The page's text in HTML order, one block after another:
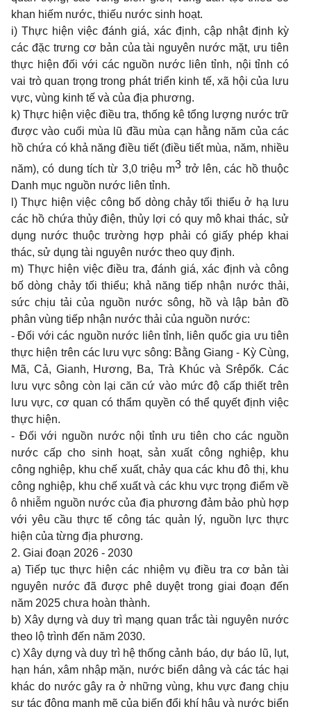
khan hiếm nước, thiếu nước sinh hoạt.
i) Thực hiện việc đánh giá, xác định, cập nhật định kỳ
các đặc trưng cơ bản của tài nguyên nước mặt, ưu tiên
thực hiện đối với các nguồn nước liên tỉnh, nội tỉnh có
vai trò quan trọng trong phát triển kinh tế, xã hội của lưu
vực, vùng kinh tế và của địa phương.
k) Thực hiện việc điều tra, thống kê tổng lượng nước trữ
được vào cuối mùa
lũ đầu mùa cạn hằng năm của các
hồ chứa có khả năng điều tiết (điều tiết mùa, năm, nhiều
năm), có dung tích từ 3,0 triệu m3 trở lên, các hồ thuộc
Danh mục nguồn nước liên tỉnh.
l) Thực hiện việc công bố dòng chảy tối thiểuở hạ lưu
các hồ chứa thủy điện, thủy lợi có quy mô khai thác, sử
dụng nước thuộc trường hợp phải có giấy phép khai
thác, sử dụng tài nguyên nước theo quy định.
m) Thực hiện việc điều tra, đánh giá, xác định và công
bốdòng chảy tối thiểu; khả năng tiếp nhận nước thải,
sức chịu tải của nguồn nước sông, hồ và lập bản đồ
phân vùng tiếp nhận nước thải của nguồn nước:
- Đối với các nguồn nước liên tỉnh, liên quốc gia ưu tiên
thực hiện trên các lưu vực sông: Bằng Giang - Kỳ Cùng,
Mã, Cả, Gianh, Hương, Ba, Trà Khúc và Srêpốk. Các
lưu vực sông còn lại căn cứ vào mức độ cấp thiết trên
lưu vực, cơ quan có thẩm quyền có thể quyết định việc
thực hiện.
- Đối với nguồn nước nội tỉnh ưu tiên cho các nguồn
nước cấp cho sinh hoạt, sản xuất công nghiệp, khu
công nghiệp, khu chế xuất, chảy qua các khu đô thị, khu
công nghiệp, khu chế xuất và các khu vực trọng điểm về
ô nhiễm nguồn nước của địa phương đảm bảo phù hợp
với yêu cầu thực tế công tác quản lý, nguồn lực thực
hiện của từng địa phương.
2. Giai đoạn 2026 - 2030
a) Tiếp tục thực hiện các nhiệm vụ điều tra cơ bản tài
nguyên nước đã được phê duyệt trong giai đoạn đến
năm 2025 chưa hoàn thành.
b) Xây dựng và duy trì mạng quan trắc tài nguyên nước
theo lộ trình đến năm 2030.
c) Xây dựng và duy trì hệ thống cảnh báo, dự báo lũ, lụt,
hạn hán, xâm nhập mặn, nước biển dâng và các tác hại
khác do nước gây raở những vùng, khu vực đang chịu
sự tác động mạnh mẽ của biến đổi khí hậu và nước biển